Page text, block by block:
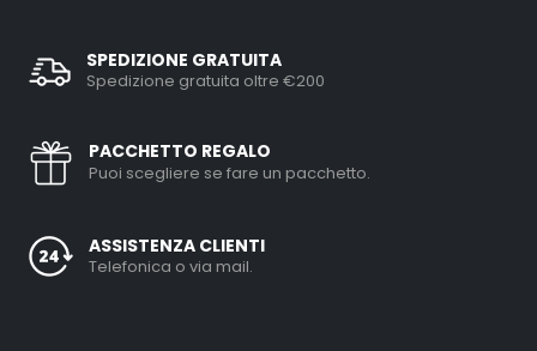
SPEDIZIONE GRATUITA
Spedizione gratuita oltre €200
PACCHETTO REGALO
Puoi scegliere se fare un pacchetto.
ASSISTENZA CLIENTI
Telefonica o via mail.